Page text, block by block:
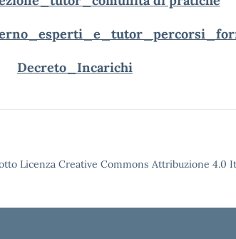
Decreto_Incarichi
Licenza Creative Commons Attribuzione 4.0